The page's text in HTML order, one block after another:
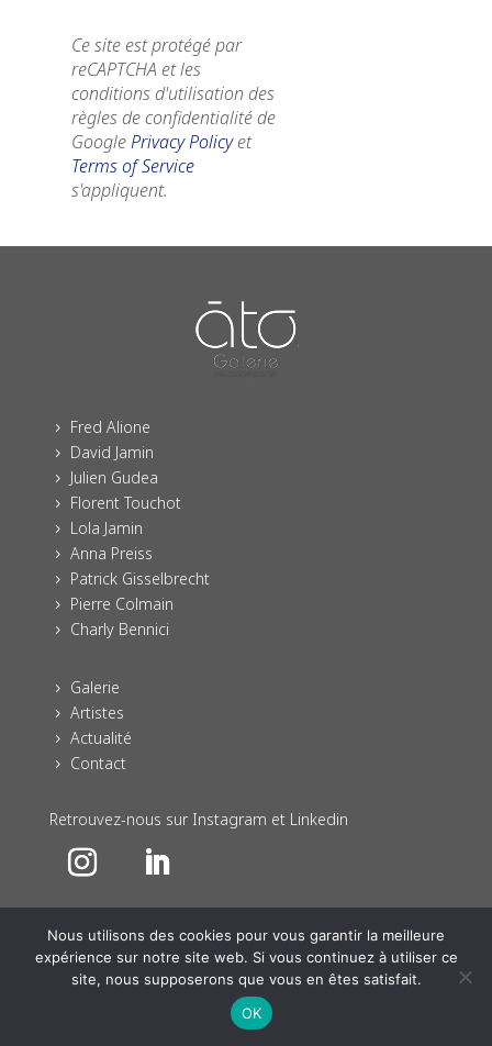
Ce site est protégé par
reCAPTCHA et les
conditions d'utilisation des
règles de confidentialité de
GooglePrivacy Policyet
Terms of Service
s'appliquent.
5 Fred Alione
5 David Jamin
5 Julien Gudea
5 Florent Touchot
5 Lola Jamin
5 Anna Preiss
5 Patrick Gisselbrecht
5 Pierre Colmain
5 Charly Bennici
5 Galerie
5 Artistes
5 Actualité
5 Contact
Retrouvez-nous sur Instagram et Linkedin
© ATO Galerie – Indomia&Co /Mentions Légales/
Politique de confidentialité/ Réalisation :
Nous utilisons des cookies pour vous garantir la meilleure
expérience sur notre site web. Si vous continuez à utiliser ce
site, nous supposerons que vous en êtes satisfait.
OK